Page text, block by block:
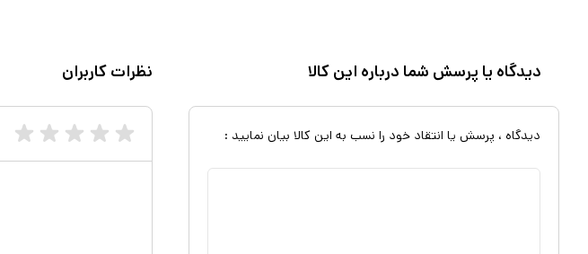
باعث می‌شود که گوشی را محکم بگیرد و مانع افتادن آن شود. اما نگران مغناطیس آن نباشید. خاصیت
مغناطیسی این هولدر در حد بسیار کمی است و به همین دلیل آسیبی به گوشی وارد نمی‌کند. علاوه بر آن، اجزای
داخلی گوشی‌های موبایل مغناطیسی نیستند، بنابراین خیالتان راحت باشد!
دیدگاه یا پرسش شما درباره این کالا
دیدگاه ، پرسش یا انتقاد خود را نسب به این کالا بیان نمایید :
نظرات کاربران